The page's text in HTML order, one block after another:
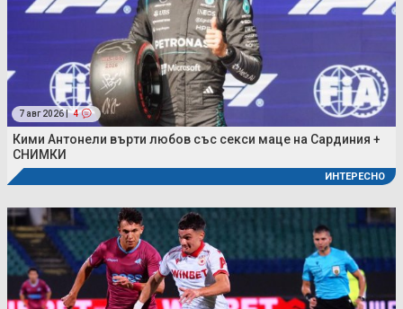
7 авг 2026 | 4
Кими Антонели върти любов със секси маце на Сардиния +
СНИМКИ
ИНТЕРЕСНО